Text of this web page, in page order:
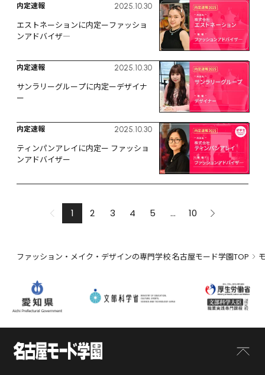
内定速報 2025.10.30
エストネーションに内定ーファッショ
ンアドバイザ―
内定速報 2025.10.30
サンラリーグループに内定ーデザイナ
ー
内定速報 2025.10.30
ティンパンアレイに内定ー ファッショ
ンアドバイザー
1 2 3 4 5 ... 10
ファッション・メイク・デザインの専門学校 名古屋モード学園TOP